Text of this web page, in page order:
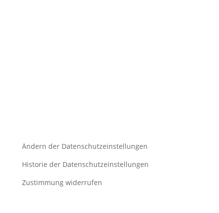
Ändern der Datenschutzeinstellungen
Historie der Datenschutzeinstellungen
Zustimmung widerrufen